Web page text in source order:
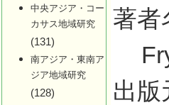
中央アジア・コー
カサス地域研究
(131)
南アジア・東南ア
ジア地域研究
(128)
著者
出版